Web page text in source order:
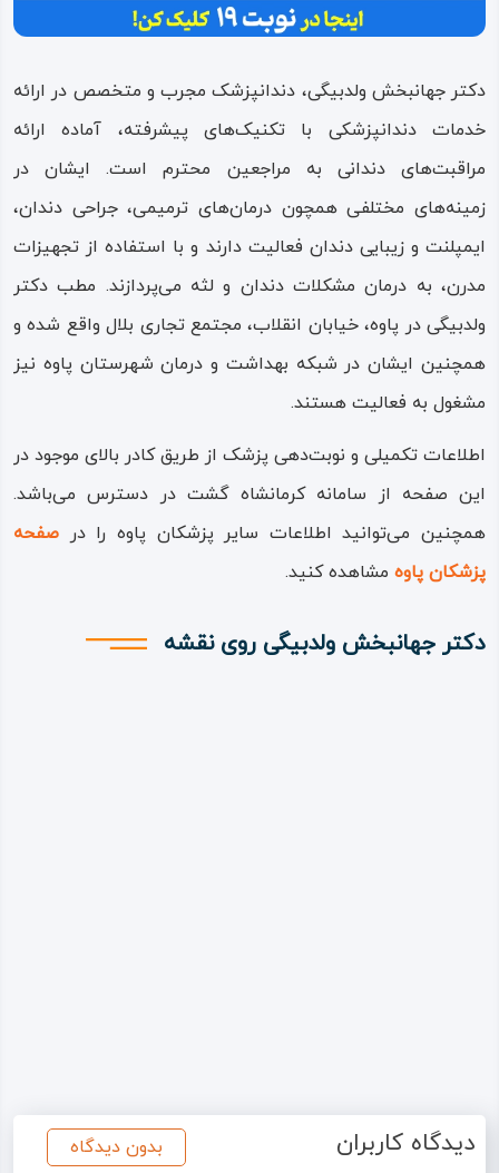
دکتر جهانبخش ولدبیگی، دندانپزشک مجرب و متخصص در ارائه
خدمات دندانپزشکی با تکنیک‌های پیشرفته، آماده ارائه
مراقبت‌های دندانی به مراجعین محترم است. ایشان در
زمینه‌های مختلفی همچون درمان‌های ترمیمی، جراحی دندان،
ایمپلنت و زیبایی دندان فعالیت دارند و با استفاده از تجهیزات
مدرن، به درمان مشکلات دندان و لثه می‌پردازند. مطب دکتر
ولدبیگی در پاوه، خیابان انقلاب، مجتمع تجاری بلال واقع شده و
همچنین ایشان در شبکه بهداشت و درمان شهرستان پاوه نیز
مشغول به فعالیت هستند.
اطلاعات تکمیلی و نوبت‌دهی پزشک از طریق کادر بالای موجود در
این صفحه از سامانه کرمانشاه گشت در دسترس می‌باشد.
همچنین می‌توانید اطلاعات سایر پزشکان پاوه را در صفحه
پزشکان پاوه مشاهده کنید.
دکتر جهانبخش ولدبیگی روی نقشه
دیدگاه کاربران بدون دیدگاه